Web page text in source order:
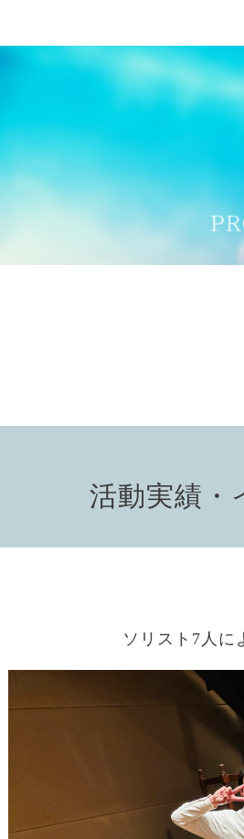
活動実績・
ソリスト7人に